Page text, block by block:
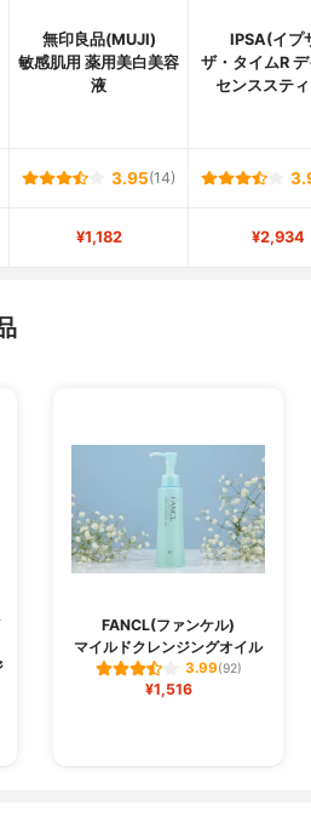
無印良品(MUJI)
敏感肌用 薬用美白美容
液
IPSA(イプ
ザ・タイムR
センスステ
3.95(14)
¥1,182 ¥2,934
FANCL(ファンケル)
マイルドクレンジングオイル
3.99(92)
¥1,516